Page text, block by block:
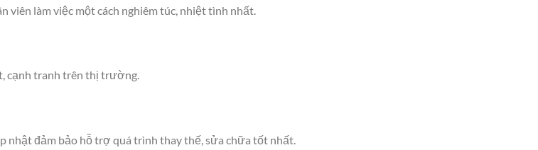
viên làm việc một cách nghiêm túc, nhiệt tình nhất.
cạnh tranh trên thị trường.
nhật đảm bảo hỗ trợ quá trình thay thế, sửa chữa tốt nhất.